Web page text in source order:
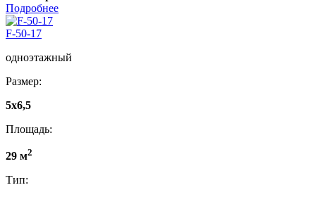
Подробнее
F-50-17
одноэтажный
Размер:
5x6,5
Площадь:
29 м2
Тип: